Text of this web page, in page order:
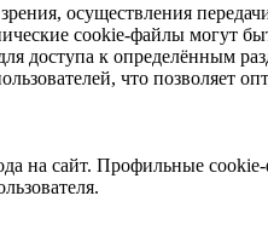
осуществления
cookie-файлы могут
доступа к определённым
что позволяет
на сайт. Профильные